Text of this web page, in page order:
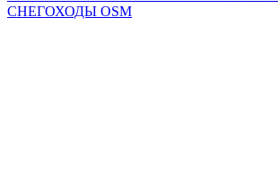
СНЕГОХОДЫ OSM